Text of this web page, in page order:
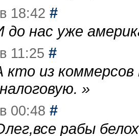
18:42 #
до нас уже
11:25 #
кто из
»
00:48 #
рабы